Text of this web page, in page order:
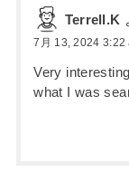
Terrell.K
7月 13, 2024 3:22
Very
what I was